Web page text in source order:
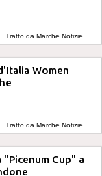
Tratto da Marche Notizie
Women
Tratto da Marche Notizie
Cup" a